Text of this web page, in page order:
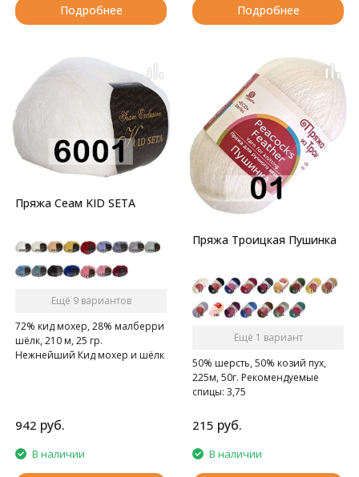
Подробнее Подробнее
Пряжа Сеам KID SETA
Ещё 9 вариантов
72% кид мохер, 28% малберри
шёлк, 210 м, 25 гр.
Нежнейший Кид мохер и шёлк
942 руб.
В наличии
Пряжа Троицкая Пушинка
Ещё 1 вариант
50% шерсть, 50% козий пух,
225м, 50г. Рекомендуемые
спицы: 3,75
215 руб.
В наличии